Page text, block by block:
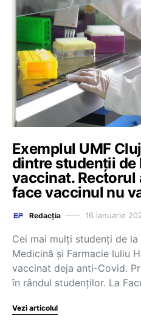
Exemplul UMF
dintre studenții de
vaccinat. Rectorul
face vaccinul nu
Redacția 16 ianuarie
Cei mai mulți studenți de
Medicină și Farmacie Iuliu
vaccinat deja anti-Covid.
în rândul studenților. La
Vezi articolul